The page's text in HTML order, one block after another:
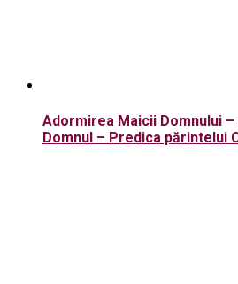
Adormirea Maicii Domnului
Domnul – Predica părintelui